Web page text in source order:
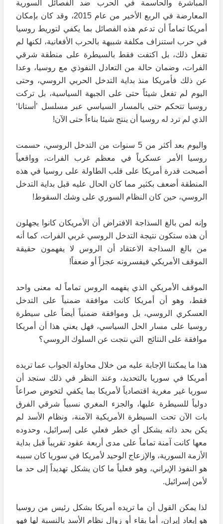
المباشرة والحاسمة في الحرب ضد الفصائل السورية
المعارضة في الربع الأخير من عام 2015، وقد كان بإمكان
أمريكا تماماً أن تدعم هذه الفصائل بما يكفي لتوريط روسيا
في حرب استنزاف مكلفة شبيهة بالحرب الأفغانية، لكنها لم
تفعل ذلك، بل اكتفت فقط بالسيطرة على منطقة شرقي
الفرات، وضمان حالة من التعادل النفوذي مع روسيا، وعدا
عن ذلك فأمريكا منذ بداية التدخل الحربي الروسي، وحتى
اليوم لم تفعل شيئاً حتى على الجبهة السياسية، بل تركت
روسيا تتحكم حتى بالمسار السياسي عبر مسلسل ’أستانا‘
الذي لم ترد له روسيا أن ينتج شيئا بناءاً حتى الآن!
واليوم بعد أكثر من 5 سنوات من التدخل الروسي، حسمت
روسيا الأمر عسكرياً في معظم غرب الفرات، وواقعياً
أصبحت قدرة أمريكا على قلب الطاولة على روسيا في هذه
المنطقة أضعف بكثير مما كان الحال عليه قبل بداية التدخل
الروسي، حين كان النظام السوري على وشك السقوط!
وإنه لمن بالغ السذاجة الافتراض أن الأمريكان كانوا يجهلون
أن هذه ستكون نتيجة التدخل الروسي غربي الفرات، كما أنه
من بالغ السذاجة الاعتقاد أن الروس لا يفهمون حقيقة
الموقف الأمريكي فيفسرونه عجزاً أو ضعفاً!
الموقف الأمريكي الذي يفهمه الروس تماماً له معنى واحد
فقط، وهو أن أمريكا كانت موافقة ضمنياً على التدخل
العسكري الروسي، بل وموافقة ضمنياً أيضاً على سيطرة
روسيا على مسار الحل السياسي، فهل يعني هذا أن أمريكا
موافقة على النتائج التي نتجت عن السلوك الروسي؟
هذا ما يمكننا الإجابة عليه من خلال محاولة الجواب عما تريده
أمريكا في سوريا بالتحديد، وعند النظر في ذلك سنجد أن
سوريا غير مغرية اقتصادياً لأمريكا بما يكفي لتخوض صراعاً
دولياً للسيطرة عليها، والجزء المغري نسبياً شرقي الفرق
بات الآن تحت السيطرة الأمريكية الآمنة، ونظام الأسد لم
يكن بحد ذاته يشكل أي خطر فعلي على إسرائيل، وحدوده
معها كانت آمنة تماماً على مدى أربعة عقود تقريباً قبل بداية
الأزمة السورية، والإزعاج الوحيد لأمريكا في سوريا كان سببه
هو النفوذ الإيراني، وهو فعلياً ما كان يشكل تهديداً إلى حد ما
لأمن إسرائيل.
لذا يمكن القول أن ما تريده أمريكا بشكل رئيس من روسيا
هو إبعاد إيران، أما بقاء أو زوال نظام الأسد بالنسبة لها فهو